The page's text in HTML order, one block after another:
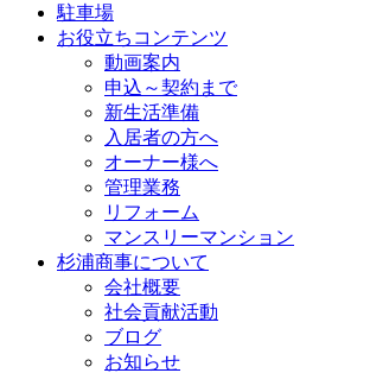
駐車場
お役立ちコンテンツ
動画案内
申込～契約まで
新生活準備
入居者の方へ
オーナー様へ
管理業務
リフォーム
マンスリーマンション
杉浦商事について
会社概要
社会貢献活動
ブログ
お知らせ